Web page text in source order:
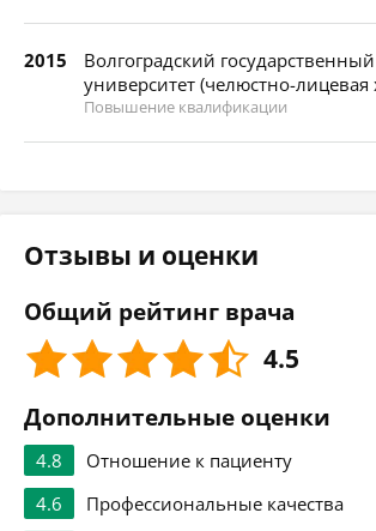
2015
Волгоградский
университет (челюстно-лицевая
Повышение квалификации
Отзывы и оценки
Общий рейтинг врача
4.5
Дополнительные оценки
4.8
Отношение к пациенту
4.6
Профессиональные качества